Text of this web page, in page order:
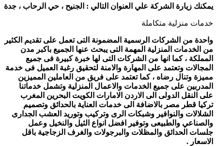
يمكنك زيارة الشركة علي العنوان التالي : الجنيح ، حي الرحاب ، جدة
خدمات منزلية متكاملة
واحدة من الشركات الرسمية المضمونة التى تعمل على تقديم الكثير
من الخدمات المنزلية المهمة التى يبحث عنها الجميع باكبر مدن
المملكة ، كما انها من الشركات التى لها خبرة كبيرة فى جميع
المجالات وتعتمد على المهارة والامنة لتحقيق رغبة العميل فى خدمة
مميزة وتنال رضاه ، كما تعتمد على فريق من العاملين المميزين
المدربين على جميع الخدمات والاعمال المنزلية وتشمل خدماتنا
على النقل الدولى الى الاردن الامارات الكويت البحرين المغرب
تركيا قطر مصر بالاضافة الى خدمات العناية بالحدائق وتصميم
الشلالات والنوافير وشبكات الرى وتركيب وتوريد العشب الجدارى
والصناعي والطبيعى وتوفير افضل انواع الثيل والنخيل وعمل
جلسات الحدائق والمظلات والبرجولات والغرف الزجاجية باقل
الاسعار .